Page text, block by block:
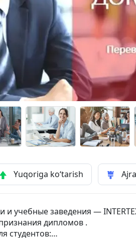
Yuqoriga ko‘tarish
и учебные заведения —
дипломов .
студентов: